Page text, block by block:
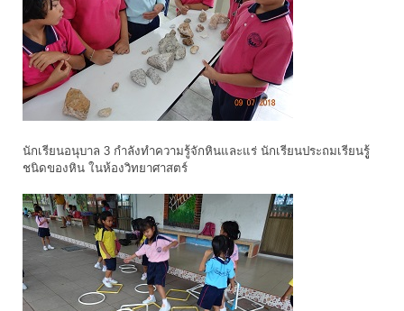
นักเรียนอนุบาล 3 กำลังทำความรู้จักหินและแร่ นักเรียนประถมเรียนรูู้
ชนิดของหิน ในห้องวิทยาศาสตร์